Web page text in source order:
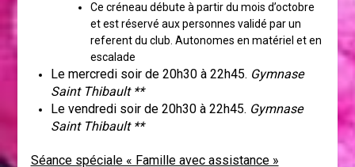
Ce créneau débute à partir du mois d’octobre
et est réservé aux personnes validé par un
referent du club. Autonomes en matériel et en
escalade
Le mercredi soir de 20h30 à 22h45. Gymnase
Saint Thibault **
Le vendredi soir de 20h30 à 22h45. Gymnase
Saint Thibault **
Séance spéciale « Famille avec assistance »